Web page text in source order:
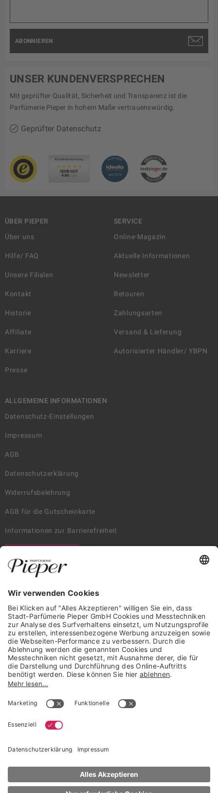
ABONNIEREN
UNSER KUNDENVERSPRECHEN
Mit geprüfter Qualität, Sicherheit und Transparenz ist die
Parfümerie Pieper in hohem Maße vertrauenswürdig.
Geprüfter Datenschutz
ÜBER PIEPER
Über uns
Hilfe/ FAQ
Unsere Filialen
Kontakt
Historie
Affiliate
Karriere
Presse
SERVICE
Online-Magazin
Aktuelle Informationen
Newsletter
Retouren
Zahlungsarten
Versand & Lieferung
Autorisierter Händler/ YBPN
ALLGEMEINE INFORMATIONEN
Datenschutz-Einstellungen
Impressum
AGB
Datenschutzerklärung
Widerrufsbelehrung
AGB für die Gutscheinkarte
Informationen zur Barrierefreiheit
Trusted Shops Mitglied seit 2010
* unverbindliche Preisempfehlung der Verbundgruppe beauty alliance
NACH OBEN